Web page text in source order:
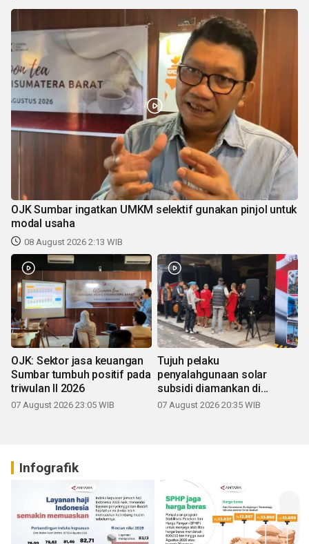
OJK Sumbar ingatkan UMKM selektif gunakan pinjol untuk
modal usaha
08 August 2026 2:13 WIB
OJK: Sektor jasa keuangan
Sumbar tumbuh positif pada
triwulan II 2026
07 August 2026 23:05 WIB
Tujuh pelaku
penyalahgunaan solar
subsidi diamankan di
Sumbar
07 August 2026 20:35 WIB
Infografik